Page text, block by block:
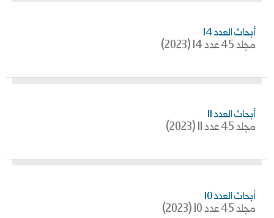
أبحاث العدد 14
مجلد 45 عدد 14 (2023)
أبحاث العدد 11
مجلد 45 عدد 11 (2023)
أبحاث العدد 10
مجلد 45 عدد 10 (2023)